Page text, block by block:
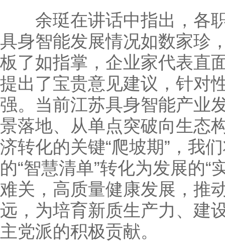
余珽在讲话中指出，各职
具身智能发展情况如数家珍
板了如指掌，企业家代表直
提出了宝贵意见建议，针对
强。当前江苏具身智能产业
景落地、从单点突破向生态
济转化的关键“爬坡期”，我
的“智慧清单”转化为发展的“
难关，高质量健康发展，推
远，为培育新质生产力、建
主党派的积极贡献。